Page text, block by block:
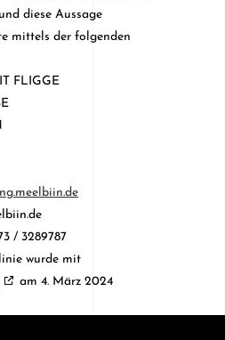
diese Aussage
mittels der folgenden
FLIGGE
/ 3289787
wurde mit
am 4. März 2024